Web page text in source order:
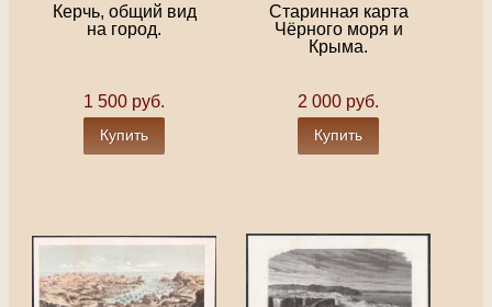
Керчь, общий вид
на город.
1 500 руб.
Купить
Старинная карта
Чёрного моря и
Крыма.
2 000 руб.
Купить